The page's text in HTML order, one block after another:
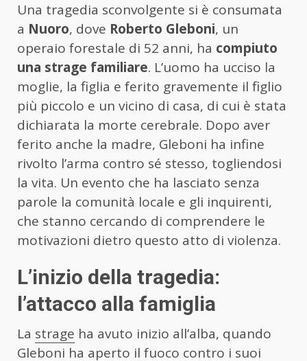
Una tragedia sconvolgente si è consumata
a Nuoro, dove Roberto Gleboni, un
operaio forestale di 52 anni, ha compiuto
una strage familiare. L’uomo ha ucciso la
moglie, la figlia e ferito gravemente il figlio
più piccolo e un vicino di casa, di cui è stata
dichiarata la morte cerebrale. Dopo aver
ferito anche la madre, Gleboni ha infine
rivolto l’arma contro sé stesso, togliendosi
la vita. Un evento che ha lasciato senza
parole la comunità locale e gli inquirenti,
che stanno cercando di comprendere le
motivazioni dietro questo atto di violenza.
L’inizio della tragedia:
l’attacco alla famiglia
La strage ha avuto inizio all’alba, quando
Gleboni ha aperto il fuoco contro i suoi